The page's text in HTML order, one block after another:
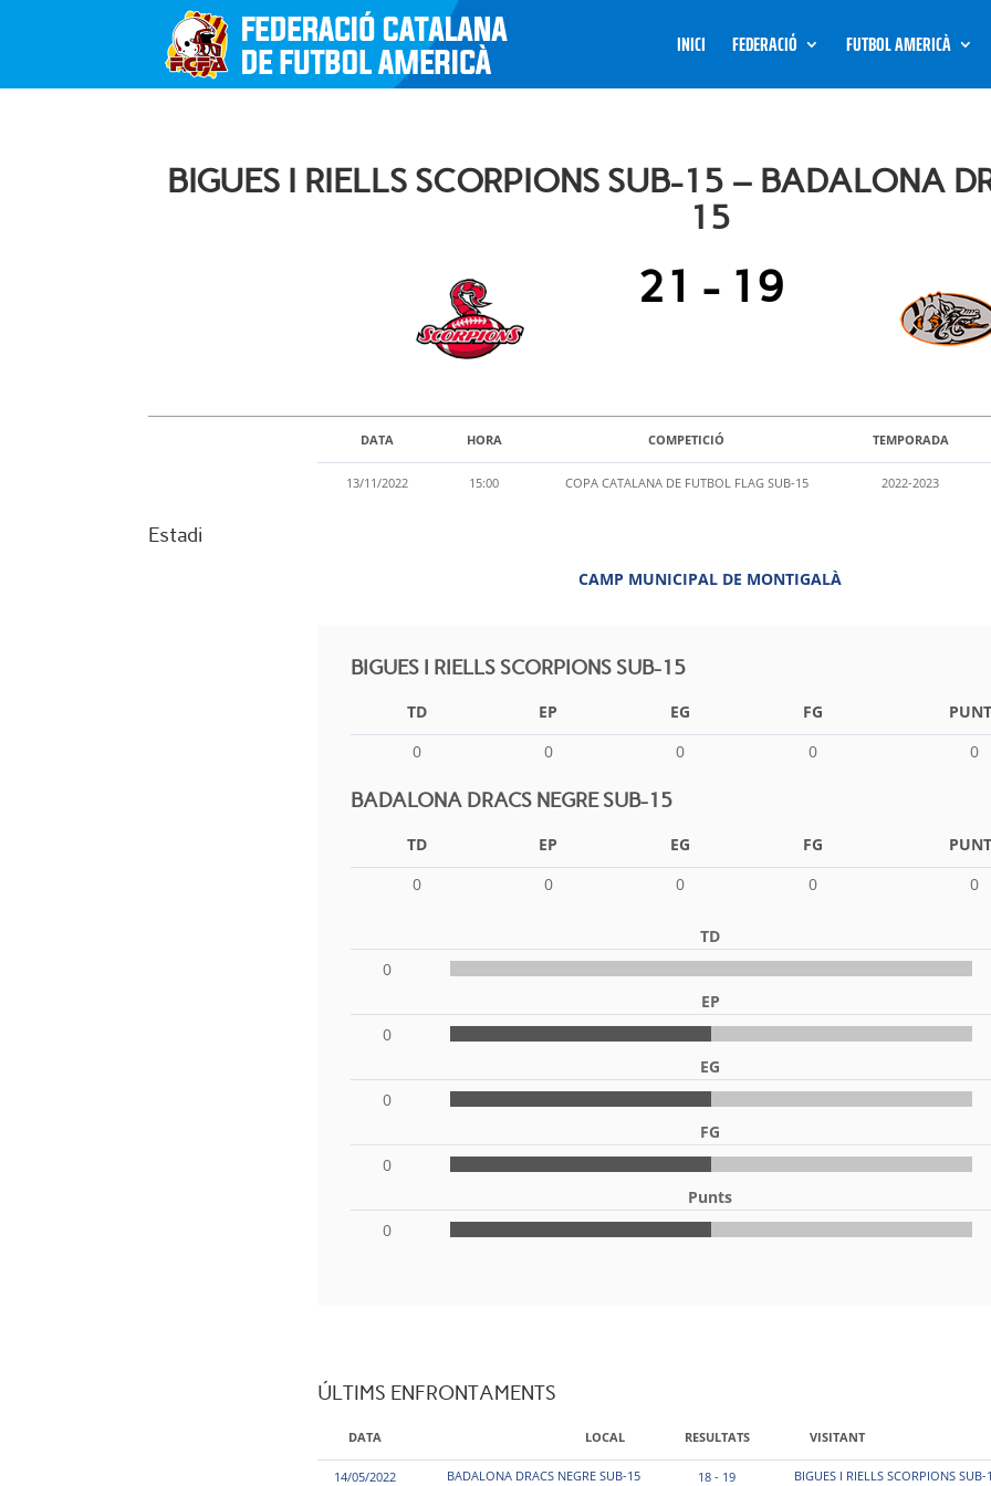
INICI FEDERACIÓ FUTBOL AMERICÀ
BIGUES I RIELLS SCORPIONS SUB-15 – BADALONA
15
21 - 19
DATA HORA COMPETICIÓ TEMPORADA
13/11/2022 15:00 COPA CATALANA DE FUTBOL FLAG SUB-15 2022-2023
Estadi
CAMP MUNICIPAL DE MONTIGALÀ
BIGUES I RIELLS SCORPIONS SUB-15
TD EP EG FG
0
0 0 0 0
BADALONA DRACS NEGRE SUB-15
TD EP EG FG
0
0 0 0 0
TD
0
EP
0
EG
0
FG
0
Punts
0
ÚLTIMS ENFRONTAMENTS
DATA LOCAL RESULTATS VISITANT
14/05/2022 BADALONA DRACS NEGRE SUB-15 18 - 19 BIGUES I RIELLS SCORPIONS SUB-